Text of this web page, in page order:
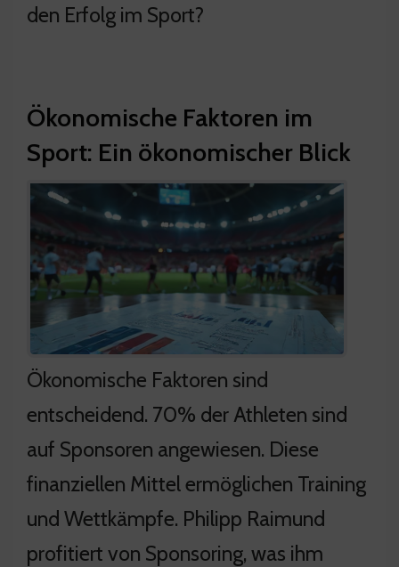
den Erfolg im Sport?
Ökonomische Faktoren im
Sport: Ein ökonomischer Blick
Ökonomische Faktoren sind
entscheidend. 70% der Athleten sind
auf Sponsoren angewiesen. Diese
finanziellen Mittel ermöglichen Training
und Wettkämpfe. Philipp Raimund
profitiert von Sponsoring, was ihm